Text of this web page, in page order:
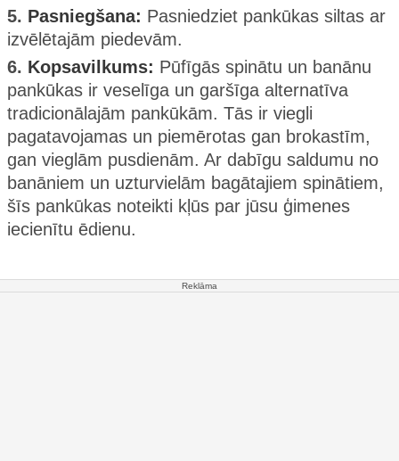
5. Pasniegšana: Pasniedziet pankūkas siltas ar
izvēlētajām piedevām.
6. Kopsavilkums: Pūfīgās spinātu un banānu
pankūkas ir veselīga un garšīga alternatīva
tradicionālajām pankūkām. Tās ir viegli
pagatavojamas un piemērotas gan brokastīm,
gan vieglām pusdienām. Ar dabīgu saldumu no
banāniem un uzturvielām bagātajiem spinātiem,
šīs pankūkas noteikti kļūs par jūsu ģimenes
iecienītu ēdienu.
Reklāma